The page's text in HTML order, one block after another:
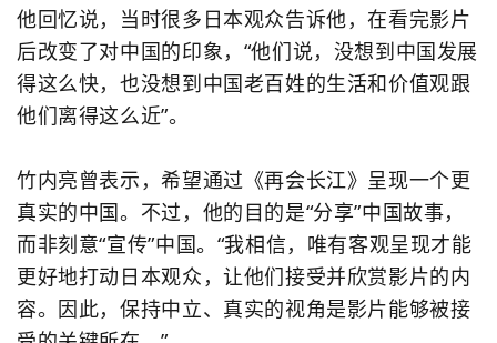
他回忆说，当时很多日本观众告诉他，在看完影片
后改变了对中国的印象，“他们说，没想到中国发展
得这么快，也没想到中国老百姓的生活和价值观跟
他们离得这么近”。
竹内亮曾表示，希望通过《再会长江》呈现一个更
真实的中国。不过，他的目的是“分享”中国故事，
而非刻意“宣传”中国。“我相信，唯有客观呈现才能
更好地打动日本观众，让他们接受并欣赏影片的内
容。因此，保持中立、真实的视角是影片能够被接